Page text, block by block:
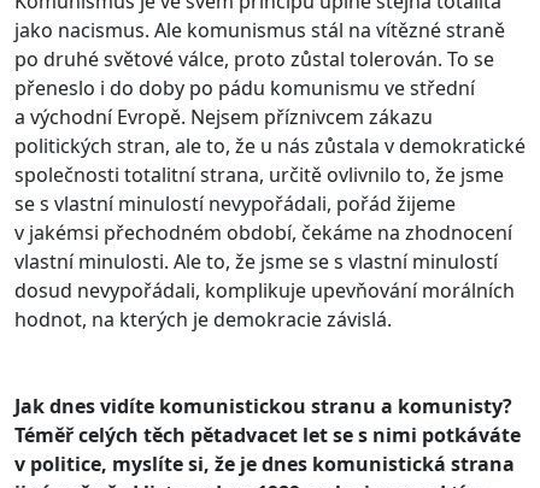
jako nacismus. Ale komunismus stál na vítězné straně
po druhé světové válce, proto zůstal tolerován. To se
přeneslo i do doby po pádu komunismu ve střední
a východní Evropě. Nejsem příznivcem zákazu
politických stran, ale to, že u nás zůstala v demokratické
společnosti totalitní strana, určitě ovlivnilo to, že jsme
se s vlastní minulostí nevypořádali, pořád žijeme
v jakémsi přechodném období, čekáme na zhodnocení
vlastní minulosti. Ale to, že jsme se s vlastní minulostí
dosud nevypořádali, komplikuje upevňování morálních
hodnot, na kterých je demokracie závislá.
Jak dnes vidíte komunistickou stranu a komunisty?
Téměř celých těch pětadvacet let se s nimi potkáváte
v politice, myslíte si, že je dnes komunistická strana